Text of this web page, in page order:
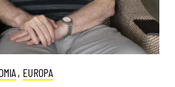
, EUROPA